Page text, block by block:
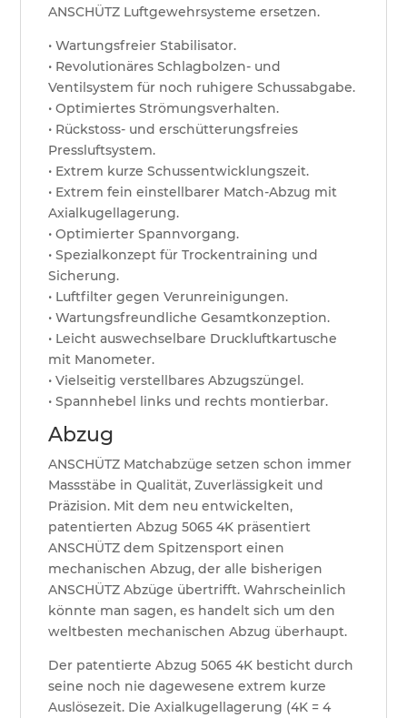
ANSCHÜTZ Luftgewehrsysteme ersetzen.
• Wartungsfreier Stabilisator.
• Revolutionäres Schlagbolzen- und
Ventilsystem für noch ruhigere Schussabgabe.
• Optimiertes Strömungsverhalten.
• Rückstoss- und erschütterungsfreies
Pressluftsystem.
• Extrem kurze Schussentwicklungszeit.
• Extrem fein einstellbarer Match-Abzug mit
Axialkugellagerung.
• Optimierter Spannvorgang.
• Spezialkonzept für Trockentraining und
Sicherung.
• Luftfilter gegen Verunreinigungen.
• Wartungsfreundliche Gesamtkonzeption.
• Leicht auswechselbare Druckluftkartusche
mit Manometer.
• Vielseitig verstellbares Abzugszüngel.
• Spannhebel links und rechts montierbar.
Abzug
ANSCHÜTZ Matchabzüge setzen schon immer
Massstäbe in Qualität, Zuverlässigkeit und
Präzision. Mit dem neu entwickelten,
patentierten Abzug 5065 4K präsentiert
ANSCHÜTZ dem Spitzensport einen
mechanischen Abzug, der alle bisherigen
ANSCHÜTZ Abzüge übertrifft. Wahrscheinlich
könnte man sagen, es handelt sich um den
weltbesten mechanischen Abzug überhaupt.
Der patentierte Abzug 5065 4K besticht durch
seine noch nie dagewesene extrem kurze
Auslösezeit. Die Axialkugellagerung (4K = 4